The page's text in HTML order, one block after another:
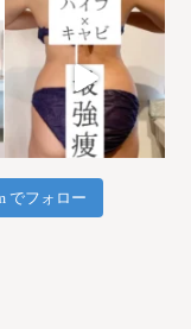
でフォロー